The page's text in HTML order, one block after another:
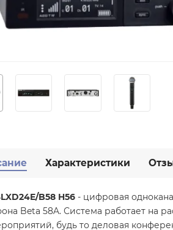
Характеристики
B58 H56 - цифровая
Beta 58A. Система работает на
будь то деловая